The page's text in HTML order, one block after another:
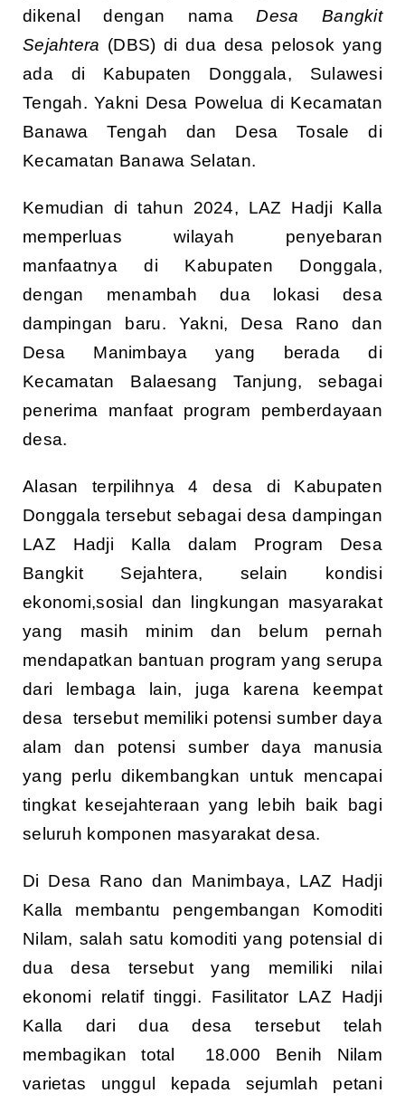
dikenal dengan namaDesa Bangkit
Sejahtera (DBS) di dua desa pelosok yang
ada di Kabupaten Donggala, Sulawesi
Tengah. Yakni Desa Powelua di Kecamatan
Banawa Tengah dan Desa Tosale di
Kecamatan Banawa Selatan.
Kemudian di tahun 2024, LAZ Hadji Kalla
memperluas wilayah penyebaran
manfaatnya di Kabupaten Donggala,
dengan menambah dua lokasi desa
dampingan baru. Yakni, Desa Rano dan
Desa Manimbaya yang berada di
Kecamatan Balaesang Tanjung, sebagai
penerima manfaat program pemberdayaan
desa.
Alasan terpilihnya 4 desa di Kabupaten
Donggala tersebut sebagai desa dampingan
LAZ Hadji Kalla dalam Program Desa
Bangkit Sejahtera, selain kondisi
ekonomi,sosial dan lingkungan masyarakat
yang masih minim dan belum pernah
mendapatkan bantuan program yang serupa
dari lembaga lain, juga karena keempat
desa tersebut memiliki potensi sumber daya
alam dan potensi sumber daya manusia
yang perlu dikembangkan untuk mencapai
tingkat kesejahteraan yang lebih baik bagi
seluruh komponen masyarakat desa.
Di Desa Rano dan Manimbaya, LAZ Hadji
Kalla membantu pengembangan Komoditi
Nilam, salah satu komoditi yang potensial di
dua desa tersebut yang memiliki nilai
ekonomi relatif tinggi. Fasilitator LAZ Hadji
Kalla dari dua desa tersebut telah
membagikan total 18.000 Benih Nilam
varietas unggul kepada sejumlah petani